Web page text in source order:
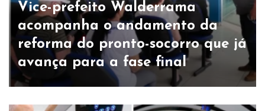
Vice-prefeito Walderrama
acompanha o andamento da
reforma do pronto-socorro que já
avança para a fase final